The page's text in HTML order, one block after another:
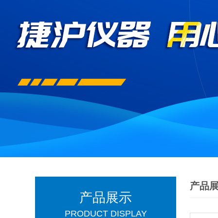
产品展示
PRODUCT DISPLAY
产品